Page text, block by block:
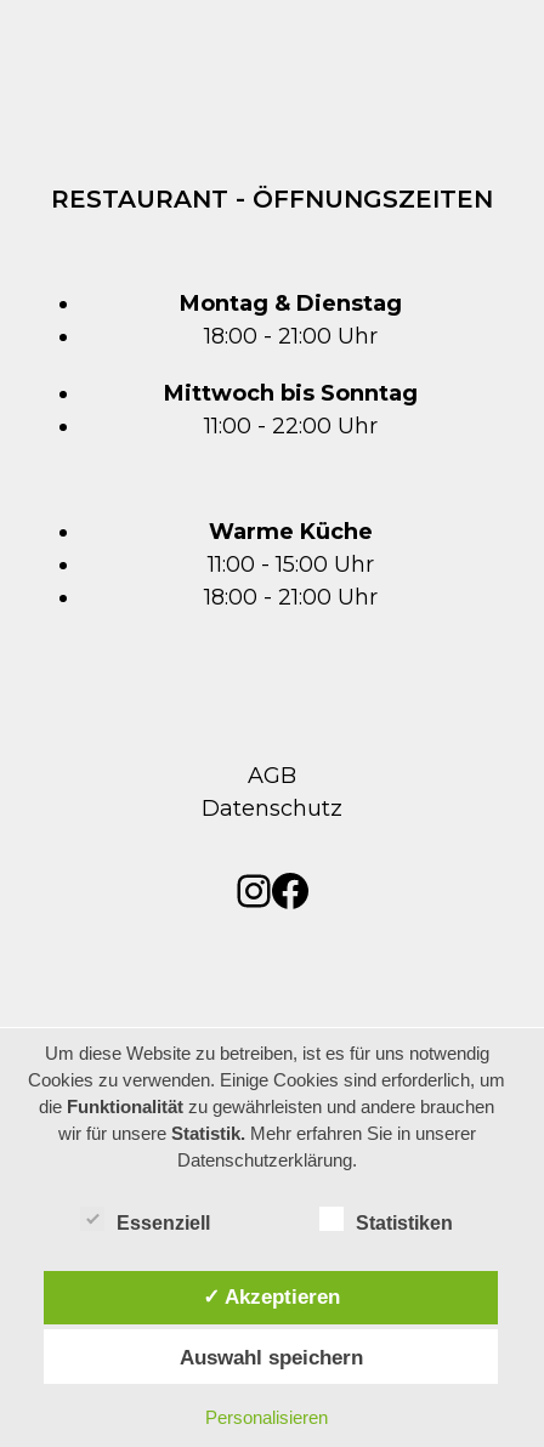
RESTAURANT - ÖFFNUNGSZEITEN
Montag & Dienstag
18:00 - 21:00 Uhr
Mittwoch bis Sonntag
11:00 - 22:00 Uhr
Warme Küche
11:00 - 15:00 Uhr
18:00 - 21:00 Uhr
AGB
Datenschutz
Instagram
Facebook
Um diese Website zu betreiben, ist es für uns notwendig
Cookies zu verwenden. Einige Cookies sind erforderlich, um
die Funktionalität zu gewährleisten und andere brauchen
wir für unsere Statistik. Mehr erfahren Sie in unserer
Datenschutzerklärung.
Essenziell Statistiken
✓ Akzeptieren
Auswahl speichern
Personalisieren